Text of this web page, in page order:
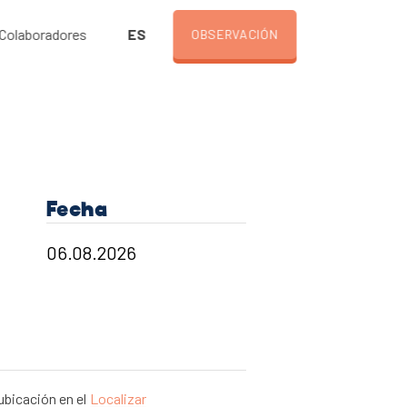
Colaboradores ES OBSERVACIÓN
Fecha
en el Localizar